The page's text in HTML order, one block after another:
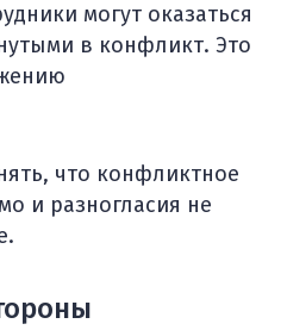
могут оказаться
в конфликт. Это
что конфликтное
и разногласия не